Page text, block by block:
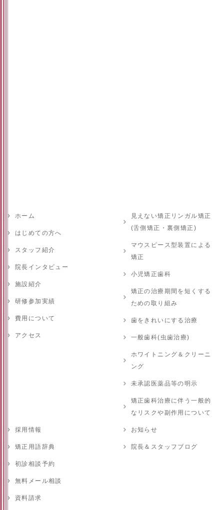
ホーム
はじめての方へ
スタッフ紹介
院長インタビュー
施設紹介
研修参加実績
費用について
アクセス
見えない矯正リンガル矯正
(舌側矯正・裏側矯正)
マウスピース型装置による
矯正
小児矯正歯科
矯正の治療期間を短くする
ための取り組み
歯をきれいにする治療
一般歯科(虫歯治療)
ホワイトニング＆クリーニ
ング
未承認医薬品等の明示
矯正歯科治療に伴う一般的
なリスクや副作用について
採用情報
矯正用語辞典
初診相談予約
無料メール相談
資料請求
お知らせ
院長＆スタッフブログ